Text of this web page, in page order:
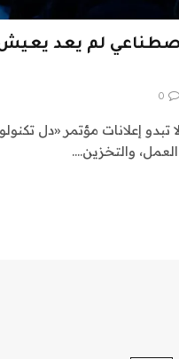
لم يعد
0
والتخزين.…